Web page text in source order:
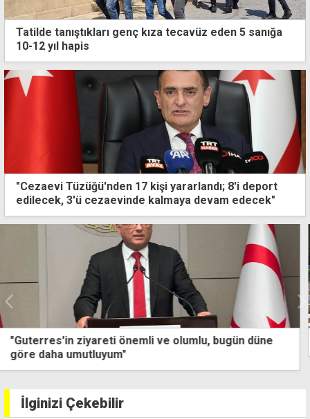
Tatilde tanıştıkları genç kıza tecavüz eden 5 sanığa
10-12 yıl hapis
"Cezaevi Tüzüğü'nden 17 kişi yararlandı; 8'i deport
edilecek, 3'ü cezaevinde kalmaya devam edecek"
15 Temmuz'un 10'uncu yılına özel anma etkinlikleri
İlginizi Çekebilir